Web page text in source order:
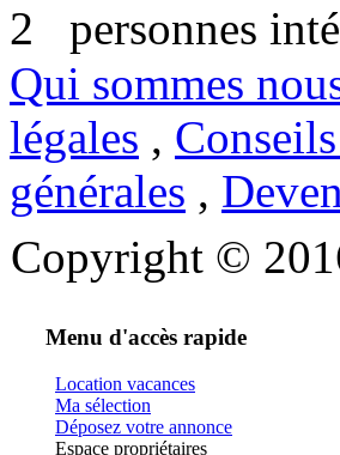
2 personnes
Qui sommes
légales ,
générales ,
Copyright ©
Menu d'accès rapide
Location vacances
Ma sélection
Déposez votre annonce
Espace propriétaires